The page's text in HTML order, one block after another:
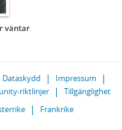
väntar
Dataskydd
Impressum
riktlinjer
Tillgänglighet
Frankrike